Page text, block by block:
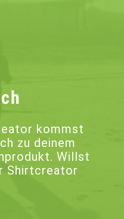
kommst
zu deinem
Willst
Shirtcreator